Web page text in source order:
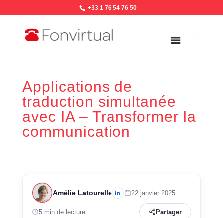
+33 1 76 54 76 50
Applications de
traduction simultanée
avec IA – Transformer la
communication
Amélie Latourelle 22 janvier 2025
5 min de lecture Partager